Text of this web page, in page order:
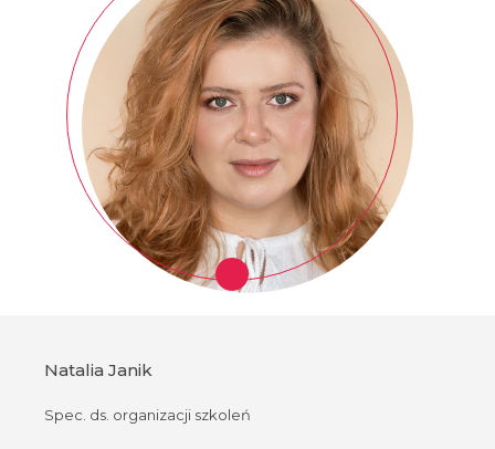
Natalia Janik
Spec. ds. organizacji szkoleń